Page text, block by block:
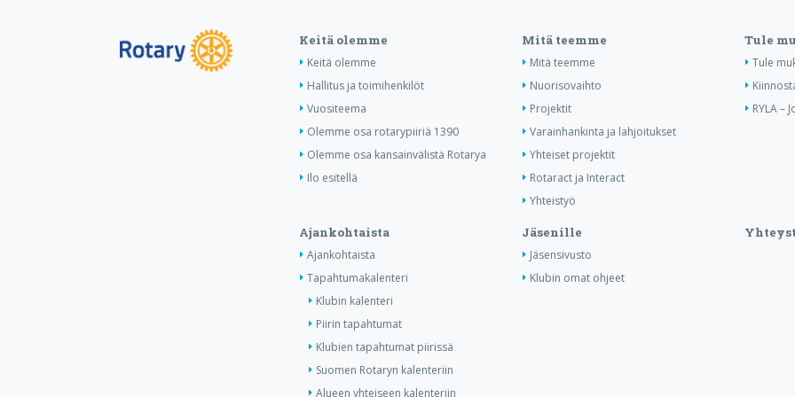
Keitä olemme
Keitä olemme
Hallitus ja toimihenkilöt
Vuositeema
Olemme osa rotarypiiriä 1390
Olemme osa kansainvälistä Rotarya
Ilo esitellä
Mitä teemme
Mitä teemme
Nuorisovaihto
Projektit
Varainhankinta ja lahjoitukset
Yhteiset projektit
Rotaract ja Interact
Yhteistyö
Tule
Tule
RYLA –
Ajankohtaista
Ajankohtaista
Tapahtumakalenteri
Klubin kalenteri
Piirin tapahtumat
Klubien tapahtumat piirissä
Suomen Rotaryn kalenteriin
Alueen yhteiseen kalenteriin
Jäsenille
Jäsensivusto
Klubin omat ohjeet